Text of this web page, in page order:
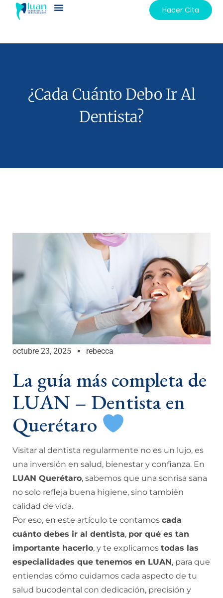
Hacer Cita
¿Cada Cuánto Debo Ir Al
Dentista?
octubre 23, 2025 rebecca
La guía más completa de
LUAN – Dentista en
Querétaro
Visitar al dentista regularmente no es un lujo, es
una inversión en salud, bienestar y confianza. En
LUAN Querétaro, sabemos que una sonrisa sana
no solo refleja buena higiene, sino también
calidad de vida.
Por eso, en este artículo te contamos cada
cuánto debes ir al dentista, por qué es tan
importante hacerlo, y te explicamos todas las
especialidades que tenemos en LUAN, para que
entiendas cómo cuidamos cada aspecto de tu
salud bucodental con dedicación, precisión y